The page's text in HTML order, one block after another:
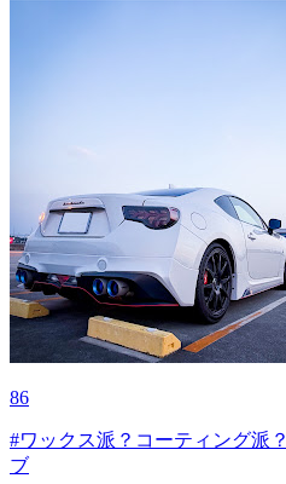
86
#ワックス派？コーティング派？
ブ